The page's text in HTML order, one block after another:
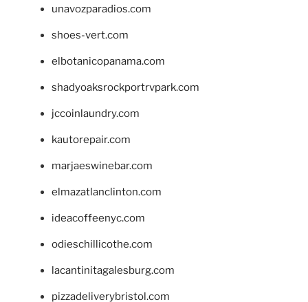
unavozparadios.com
shoes-vert.com
elbotanicopanama.com
shadyoaksrockportrvpark.com
jccoinlaundry.com
kautorepair.com
marjaeswinebar.com
elmazatlanclinton.com
ideacoffeenyc.com
odieschillicothe.com
lacantinitagalesburg.com
pizzadeliverybristol.com